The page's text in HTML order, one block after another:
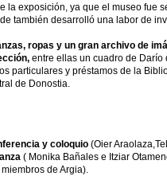
la exposición, ya que el museo fue
también desarrolló una labor de
ropas y un gran archivo de
entre ellas un cuadro de Darío
particulares y préstamos de la
de Donostia.
y coloquio (Oier
( Monika Bañales e Itziar
de Argia).